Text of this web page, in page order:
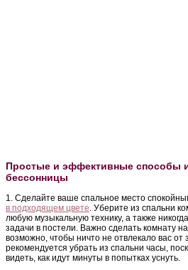
Простые и эффективные способы
бессонницы
1. Сделайте ваше спальное место
в подходящем цвете . Уберите из спальни
любую музыкальную технику, а также
задачи в постели. Важно сделать комнату
возможно, чтобы ничто не отвлекало вас от
рекомендуется убрать из спальни часы,
видеть, как идут минуты в попытках уснуть.